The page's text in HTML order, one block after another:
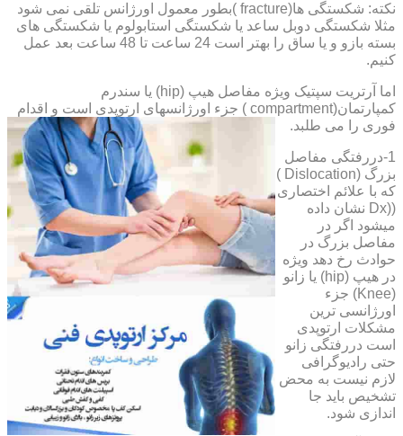
نکته: شکستگی ها(fracture )بطور معمول اورژانس تلقی نمی شود
مثلا شکستگی دوبل ساعد یا شکستگی استابولوم یا شکستگی های
بسته بازو و یا ساق را بهتر است 24 ساعت تا 48 ساعت بعد عمل
کنیم.
اما آرتریت سپتیک ویژه مفاصل هیپ (hip) یا سندرم
کمپارتمان(compartment ) جزء اورژانسهای ارتوپدی است و اقدام
فوری را می طلبد.
1-دررفتگی مفاصل
بزرگ (Dislocation )
که با علائم اختصاری
((Dx نشان داده
میشود اگر در
مفاصل بزرگ در
حوادث رخ دهد ویژه
در هیپ (hip) یا زانو
(Knee) جزء
اورژانسی ترین
مشکلات ارتوپدی
است دررفتگی زانو
حتی رادیوگرافی
لازم نیست به محض
تشخیص باید جا
اندازی شود.